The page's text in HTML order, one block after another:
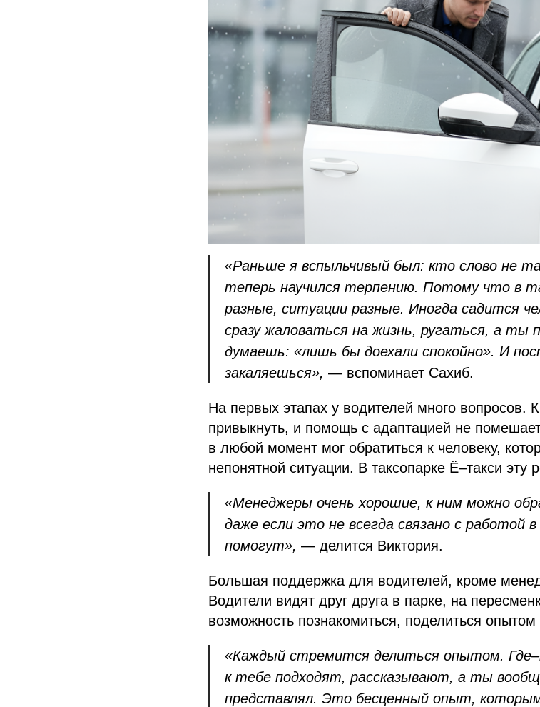
«Раньше я вспыльчивый был: кто слово не
теперь научился терпению. Потому что в
разные, ситуации разные. Иногда садится
сразу жаловаться на жизнь, ругаться, а ты
думаешь: «лишь бы доехали спокойно». И
закаляешься», — вспоминает Сахиб.
На первых этапах у водителей много вопросов.
привыкнуть, и помощь с адаптацией не
в любой момент мог обратиться к человеку,
непонятной ситуации. В таксопарке Ё–такси
«Менеджеры очень хорошие, к ним можно
даже если это не всегда связано с работой
помогут», — делится Виктория.
Большая поддержка для водителей, кроме
Водители видят друг друга в парке, на
возможность познакомиться, поделиться
«Каждый стремится делиться опытом.
к тебе подходят, рассказывают, а ты
представлял. Это бесценный опыт,